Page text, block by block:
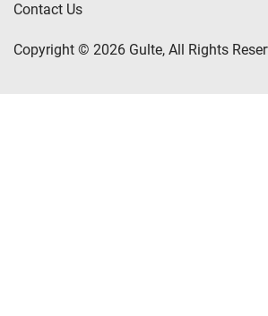
Contact Us
Copyright © 2026 Gulte, All Rights